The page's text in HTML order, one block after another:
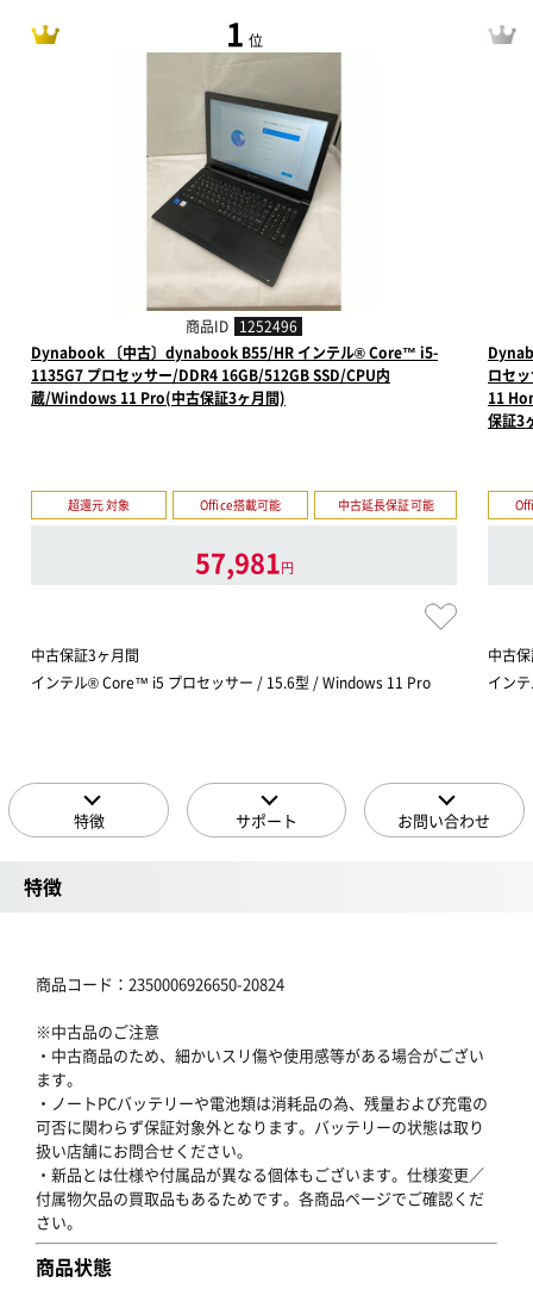
1 位
商品ID 1252496
Dynabook 〔中古〕dynabook B55/HR インテル® Core™ i5-
1135G7 プロセッサー/DDR4 16GB/512GB SSD/CPU内
蔵/Windows 11 Pro(中古保証3ヶ月間)
超還元 対象 Office搭載可能 中古延長保証可能
57,981円
中古保証3ヶ月間
インテル® Core™ i5 プロセッサー / 15.6型 / Windows 11 Pro
ロセ
11
保証3
中古
イン
特徴 サポート お問い合わせ
特徴
商品コード：2350006926650-20824
※中古品のご注意
・中古商品のため、細かいスリ傷や使用感等がある場合がござい
ます。
・ノートPCバッテリーや電池類は消耗品の為、残量および充電の
可否に関わらず保証対象外となります。バッテリーの状態は取り
扱い店舗にお問合せください。
・新品とは仕様や付属品が異なる個体もございます。仕様変更／
付属物欠品の買取品もあるためです。各商品ページでご確認くだ
さい。
商品状態